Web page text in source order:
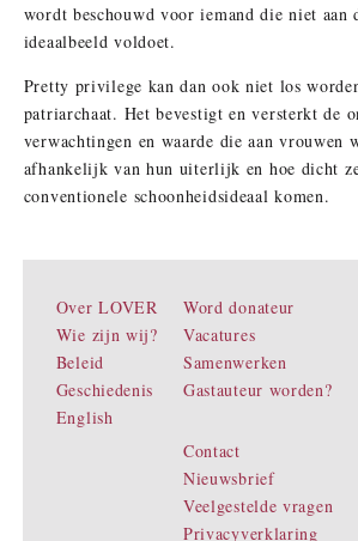
wordt beschouwd voor iemand die niet aan
ideaalbeeld voldoet.
Pretty privilege kan dan ook niet los
patriarchaat. Het bevestigt en versterkt de
verwachtingen en waarde die aan vrouwen
afhankelijk van hun uiterlijk en hoe dicht
conventionele schoonheidsideaal komen.
Over LOVER
Wie zijn wij?
Beleid
Geschiedenis
English
Word donateur
Vacatures
Samenwerken
Gastauteur worden?
Contact
Nieuwsbrief
Veelgestelde vragen
Privacyverklaring